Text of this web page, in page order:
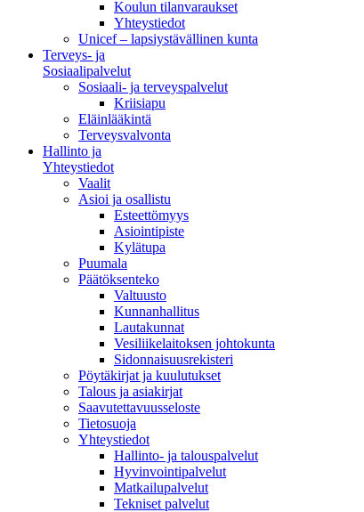
Koulun tilanvaraukset
Yhteystiedot
Unicef – lapsiystävällinen kunta
Terveys- ja
Sosiaalipalvelut
Sosiaali- ja terveyspalvelut
Kriisiapu
Eläinlääkintä
Terveysvalvonta
Hallinto ja
Yhteystiedot
Vaalit
Asioi ja osallistu
Esteettömyys
Asiointipiste
Kylätupa
Puumala
Päätöksenteko
Valtuusto
Kunnanhallitus
Lautakunnat
Vesiliikelaitoksen johtokunta
Sidonnaisuusrekisteri
Pöytäkirjat ja kuulutukset
Talous ja asiakirjat
Saavutettavuusseloste
Tietosuoja
Yhteystiedot
Hallinto- ja talouspalvelut
Hyvinvointipalvelut
Matkailupalvelut
Tekniset palvelut